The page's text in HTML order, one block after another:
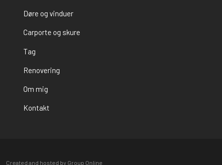
Døre og vinduer
Carporte og skure
Tag
Renovering
Om mig
Kontakt
Created and hosted by Group Online